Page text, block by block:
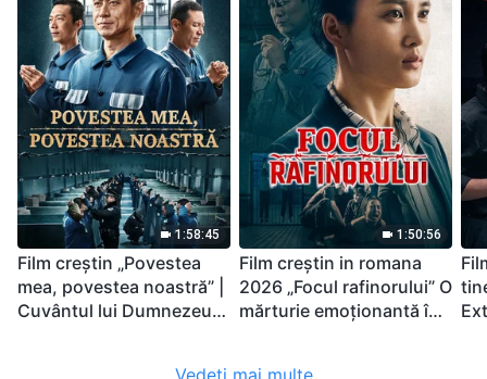
1:58:45
Film creștin „Povestea
mea, povestea noastră” |
Cuvântul lui Dumnezeu
1:50:56
Film creștin in romana
2026 „Focul rafinorului” O
mărturie emoționantă în